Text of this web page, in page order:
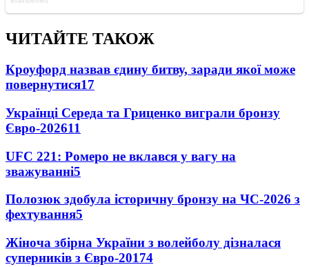
ЧИТАЙТЕ ТАКОЖ
Кроуфорд назвав єдину битву, заради якої може
повернутися17
Українці Середа та Гриценко виграли бронзу
Євро-202611
UFC 221: Ромеро не вклався у вагу на
зважуванні5
Полозюк здобула історичну бронзу на ЧС-2026 з
фехтування5
Жіноча збірна України з волейболу дізналася
суперників з Євро-20174